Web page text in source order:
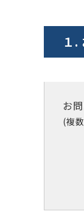
１.
お
(複